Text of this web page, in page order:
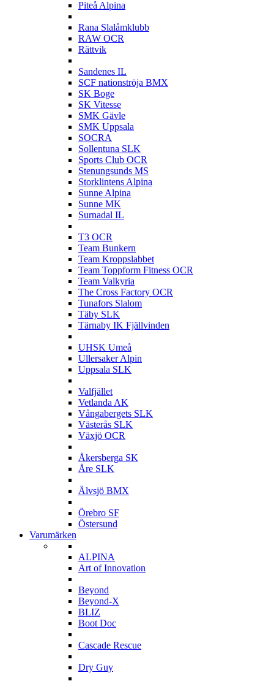
Piteå Alpina
Rana Slalåmklubb
RAW OCR
Rättvik
Sandenes IL
SCF nationströja BMX
SK Boge
SK Vitesse
SMK Gävle
SMK Uppsala
SOCRA
Sollentuna SLK
Sports Club OCR
Stenungsunds MS
Storklintens Alpina
Sunne Alpina
Sunne MK
Surnadal IL
T3 OCR
Team Bunkern
Team Kroppslabbet
Team Toppform Fitness OCR
Team Valkyria
The Cross Factory OCR
Tunafors Slalom
Täby SLK
Tärnaby IK Fjällvinden
UHSK Umeå
Ullersaker Alpin
Uppsala SLK
Valfjället
Vetlanda AK
Vångabergets SLK
Västerås SLK
Växjö OCR
Åkersberga SK
Åre SLK
Älvsjö BMX
Örebro SF
Östersund
Varumärken
ALPINA
Art of Innovation
Beyond
Beyond-X
BLIZ
Boot Doc
Cascade Rescue
Dry Guy